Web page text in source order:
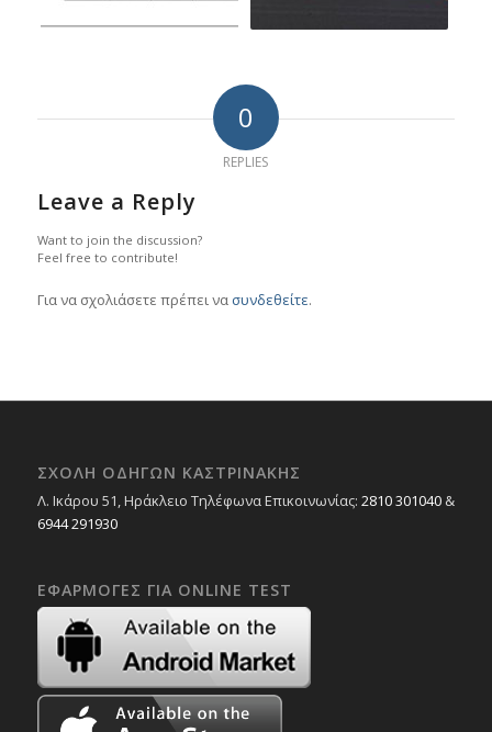
0
REPLIES
Leave a Reply
Want to join the discussion?
Feel free to contribute!
Για να σχολιάσετε πρέπει νασυνδεθείτε.
ΣΧΟΛΉ ΟΔΗΓΏΝ ΚΑΣΤΡΙΝΆΚΗΣ
Λ. Ικάρου 51, Ηράκλειο Τηλέφωνα Επικοινωνίας: 2810 301040&
6944 291930
ΕΦΑΡΜΟΓΈΣ ΓΙΑ ONLINE TEST